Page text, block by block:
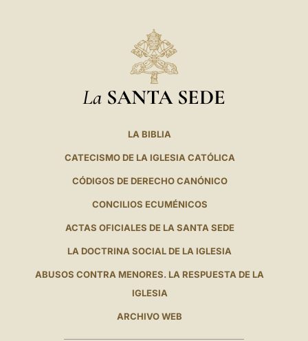
La SANTA SEDE
LA BIBLIA
CATECISMO DE LA IGLESIA CATÓLICA
CÓDIGOS DE DERECHO CANÓNICO
CONCILIOS ECUMÉNICOS
ACTAS OFICIALES DE LA SANTA SEDE
LA DOCTRINA SOCIAL DE LA IGLESIA
ABUSOS CONTRA MENORES. LA RESPUESTA DE LA
IGLESIA
ARCHIVO WEB